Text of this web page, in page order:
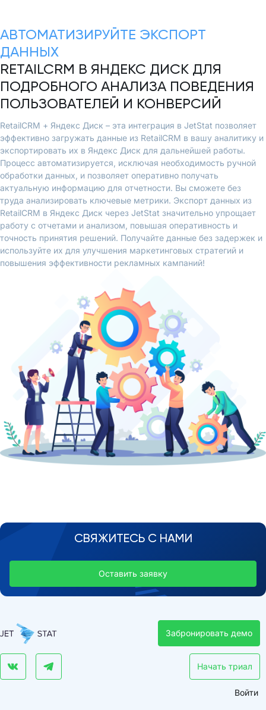
АВТОМАТИЗИРУЙТЕ ЭКСПОРТ
ДАННЫХ
RETAILCRM В ЯНДЕКС ДИСК ДЛЯ
ПОДРОБНОГО АНАЛИЗА ПОВЕДЕНИЯ
ПОЛЬЗОВАТЕЛЕЙ И КОНВЕРСИЙ
RetailCRM + Яндекс Диск – эта интеграция в JetStat позволяет
эффективно загружать данные из RetailCRM в вашу аналитику и
экспортировать их в Яндекс Диск для дальнейшей работы.
Процесс автоматизируется, исключая необходимость ручной
обработки данных, и позволяет оперативно получать
актуальную информацию для отчетности. Вы сможете без
труда анализировать ключевые метрики. Экспорт данных из
RetailCRM в Яндекс Диск через JetStat значительно упрощает
работу с отчетами и анализом, повышая оперативность и
точность принятия решений. Получайте данные без задержек и
используйте их для улучшения маркетинговых стратегий и
повышения эффективности рекламных кампаний!
СВЯЖИТЕСЬ С НАМИ
Оставить заявку
Забронировать демо
Начать триал
Войти